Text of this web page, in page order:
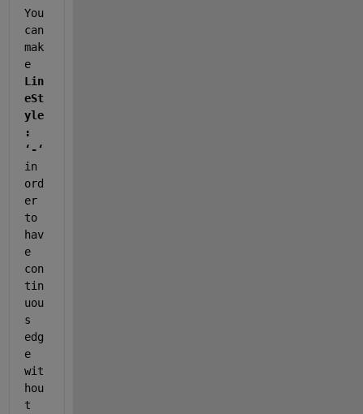
You
can
mak
e
Lin
eSt
yle
:
‘-‘
in
ord
er
to
hav
e
con
tin
uou
s
edg
e
wit
hou
t